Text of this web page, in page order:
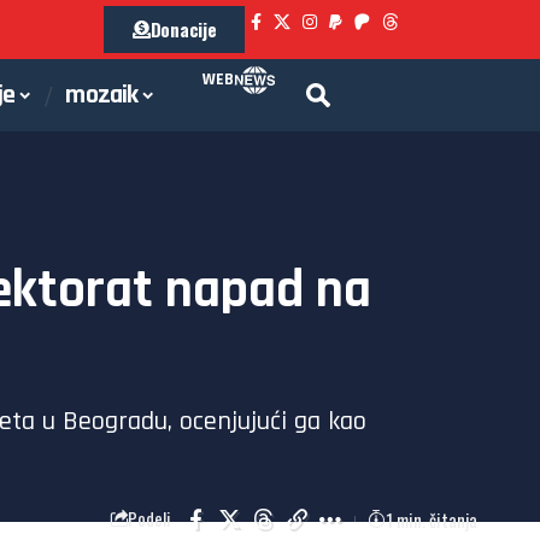
Donacije
mozaik WEB
napad na
u Beogradu, ocenjujući ga kao
Podeli 1 min. čitanja